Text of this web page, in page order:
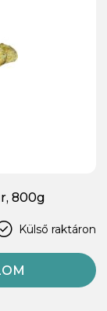
800g
Külső raktáron